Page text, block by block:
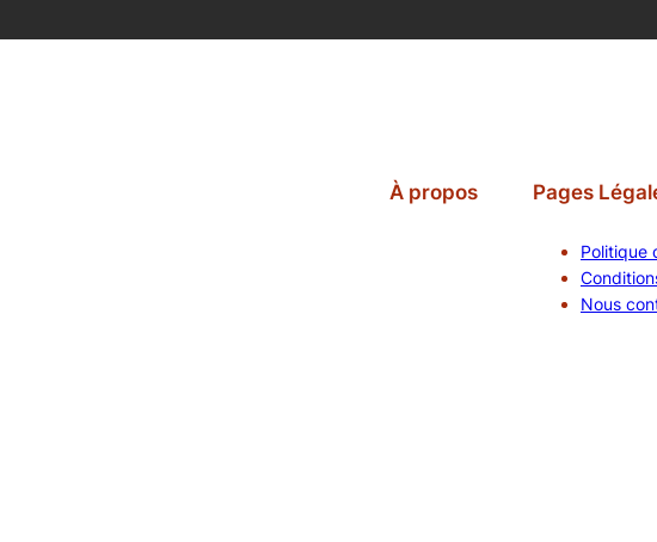
À propos Pages
Politique
Nous